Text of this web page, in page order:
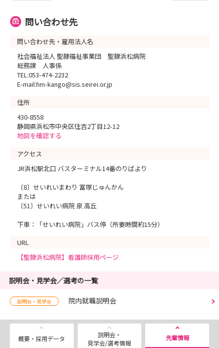
問い合わせ先
問い合わせ先・雇用法人名
社会福祉法人 聖隷福祉事業団 聖隷浜松病院
総務課 人事係
TEL:053-474-2232
E-mail:hm-kango@sis.seirei.or.jp
住所
430-8558
静岡県浜松市中央区住吉2丁目12-12
地図を確認する
アクセス
JR浜松駅北口 バスターミナル14番のりばより
〔8〕せいれいまわり 富塚じゅんかん
または
〔51〕せいれい病院 泉 高丘
下車：「せいれい病院」バス停（所要時間約15分）
URL
【聖隷浜松病院】看護師採用ページ
説明会・見学会／選考の一覧
説明会・見学会 院内就職説明会
概要・採用データ
説明会・
見学会/選考情報
先輩情報